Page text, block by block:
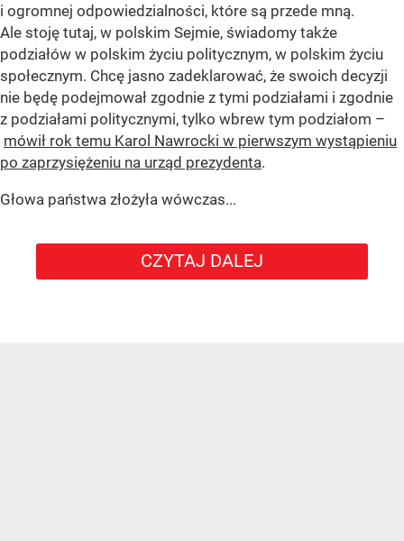
i ogromnej odpowiedzialności, które są przede mną.
Ale stoję tutaj, w polskim Sejmie, świadomy także
podziałów w polskim życiu politycznym, w polskim życiu
społecznym. Chcę jasno zadeklarować, że swoich decyzji
nie będę podejmował zgodnie z tymi podziałami i zgodnie
z podziałami politycznymi, tylko wbrew tym podziałom –
mówił rok temu Karol Nawrocki w pierwszym wystąpieniu
po zaprzysiężeniu na urząd prezydenta.
Głowa państwa złożyła wówczas...
CZYTAJ DALEJ